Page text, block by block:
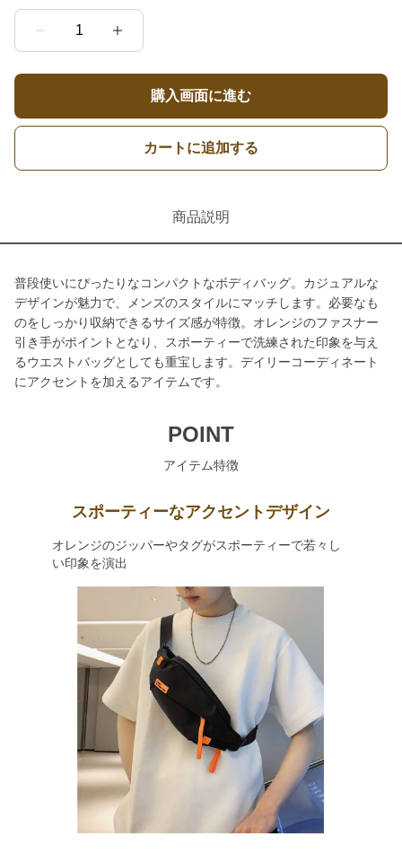
1
購入画面に進む
カートに追加する
商品説明
普段使いにぴったりなコンパクトなボディバッグ。カジュアルな
デザインが魅力で、メンズのスタイルにマッチします。必要なも
のをしっかり収納できるサイズ感が特徴。オレンジのファスナー
引き手がポイントとなり、スポーティーで洗練された印象を与え
るウエストバッグとしても重宝します。デイリーコーディネート
にアクセントを加えるアイテムです。
POINT
アイテム特徴
スポーティーなアクセントデザイン
オレンジのジッパーやタグがスポーティーで若々し
い印象を演出